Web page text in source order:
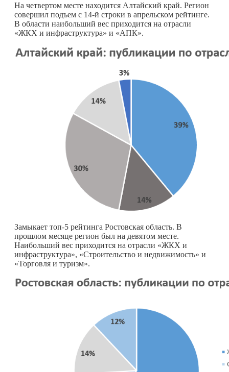
На четвертом месте находится Алтайский край. Регион
совершил подъем с 14-й строки в апрельском рейтинге.
В области наибольший вес приходится на отрасли
«ЖКХ и инфраструктура» и «АПК».
Замыкает топ-5 рейтинга Ростовская область. В
прошлом месяце регион был на девятом месте.
Наибольший вес приходится на отрасли «ЖКХ и
инфраструктура», «Строительство и недвижимость» и
«Торговля и туризм».